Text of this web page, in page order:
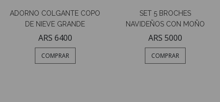
ADORNO COLGANTE COPO
DE NIEVE GRANDE
ARS 6400
COMPRAR
SET 5 BROCHES
NAVIDEÑOS CON MOÑO
ARS 5000
COMPRAR